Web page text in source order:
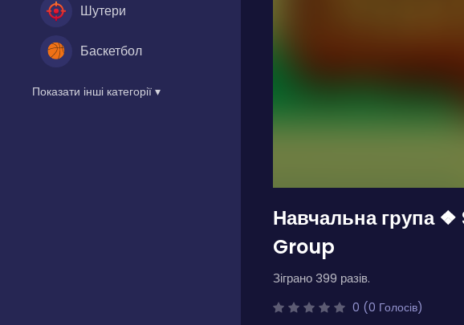
Шутери
Баскетбол
Показати інші категорії ▾
Навчальна група
Group
Зіграно 399 разів.
0 (0 Голосів)